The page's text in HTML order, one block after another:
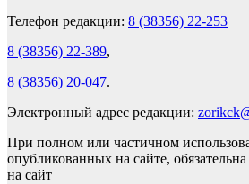
Телефон редакции: 8 (38356) 22-253
8 (38356) 22-389,
8 (38356) 20-047.
Электронный адрес редакции:
При полном или частичном
опубликованных на сайте,
на сайт